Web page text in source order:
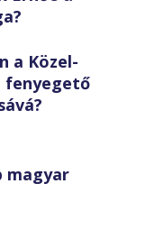
a Közel-
fenyegető
magyar